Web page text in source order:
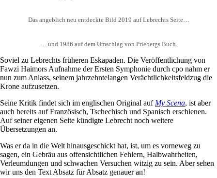
Das angeblich neu entdeckte Bild 2019 auf Lebrechts Seite…
… und 1986 auf dem Umschlag von Priebergs Buch.
Soviel zu Lebrechts früheren Eskapaden. Die Veröffentlichung von
Fawzi Haimors Aufnahme der Ersten Symphonie durch cpo nahm er
nun zum Anlass, seinem jahrzehntelangen Verächtlichkeitsfeldzug die
Krone aufzusetzen.
Seine Kritik findet sich im englischen Original auf My Scena, ist aber
auch bereits auf Französisch, Tschechisch und Spanisch erschienen.
Auf seiner eigenen Seite kündigte Lebrecht noch weitere
Übersetzungen an.
Was er da in die Welt hinausgeschickt hat, ist, um es vorneweg zu
sagen, ein Gebräu aus offensichtlichen Fehlern, Halbwahrheiten,
Verleumdungen und schwachen Versuchen witzig zu sein. Aber sehen
wir uns den Text Absatz für Absatz genauer an!